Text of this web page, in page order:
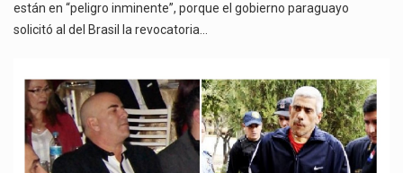
están en “peligro inminente”, porque el gobierno paraguayo
solicitó al del Brasil la revocatoria…